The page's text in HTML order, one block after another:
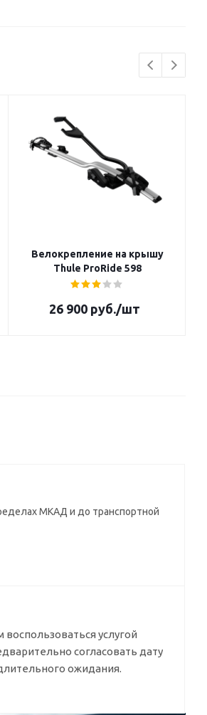
Велокрепление на крышу
Thule ProRide 598
26 900 руб./шт
МКАД и до транспортной
услугой
согласовать дату
ожидания.